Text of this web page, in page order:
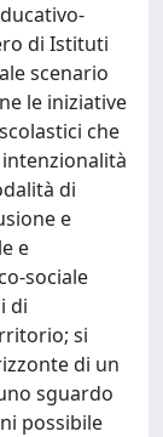
di Istituti
scenario
le iniziative
che
di
e
e
sociale
di
si
di un
sguardo
possibile